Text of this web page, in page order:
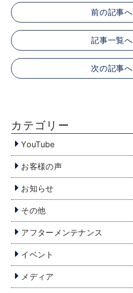
前の記事へ
記事一覧へ
次の記事へ
カテゴリー
YouTube
お客様の声
お知らせ
その他
アフターメンテナンス
イベント
メディア